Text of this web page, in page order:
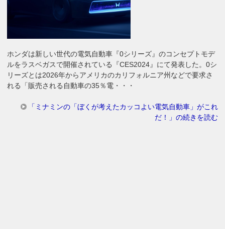
ホンダは新しい世代の電気自動車『0シリーズ』のコンセプトモデ
ルをラスベガスで開催されている『CES2024』にて発表した。0シ
リーズとは2026年からアメリカのカリフォルニア州などで要求さ
れる「販売される自動車の35％電・・・
「ミナミンの「ぼくが考えたカッコよい電気自動車」がこれ
だ！」の続きを読む